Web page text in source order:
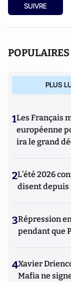
SUIVRE
POPULAIRES
PLUS
1Les Français
européenne
ira le grand
2L’été 2026
disent depuis
3Répression
pendant que
4Xavier
Mafia ne